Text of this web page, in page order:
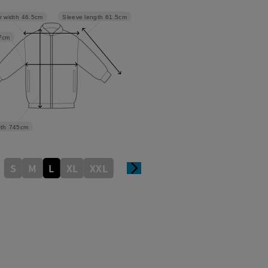
Sleeve length 61.5cm
745cm
width 46.5cm
S M L XL XXL